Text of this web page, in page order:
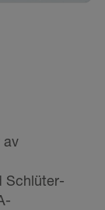
av
Schlüter-